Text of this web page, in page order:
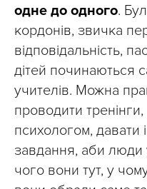
одне до одного.
кордонів, звичка
відповідальність,
дітей починаються
учителів. Можна
проводити
психологом, давати
завдання, аби люди
чого вони тут, у